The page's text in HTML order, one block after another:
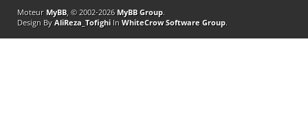
Moteur MyBB, © 2002-2026 MyBB Group.
Design By AliReza_TofighiIn WhiteCrow Software Group.